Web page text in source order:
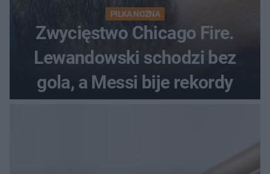
PIŁKA NOŻNA
Zwycięstwo Chicago Fire.
Lewandowski schodzi bez
gola, a Messi bije rekordy